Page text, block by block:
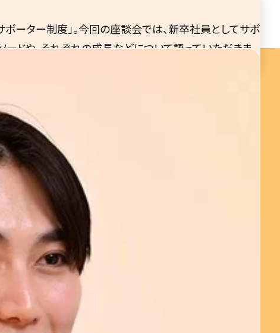
ーター制度」。今回の座談会では、新卒社員としてサポ
ドや、それぞれの成長などについて語っていただきま